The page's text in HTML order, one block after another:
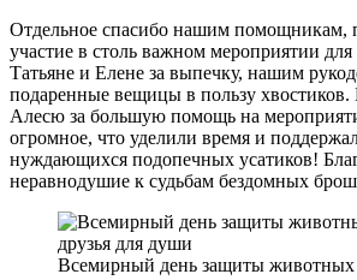
Отдельное спасибо нашим
участие в столь важном мероприятии
Татьяне и Елене за выпечку, нашим
подаренные вещицы в пользу
Алесю за большую помощь на
огромное, что уделили время и
нуждающихся подопечных усатиков!
неравнодушие к судьбам бездомных
Всемирный день защиты животных